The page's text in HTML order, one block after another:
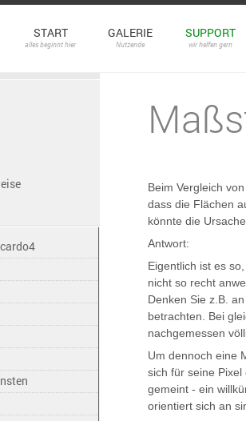
START
alles beginnt hier
GALERIE
Nutzende
SUPPORT
wir helfen gern
Beim Vergleich
dass die Flächen
könnte die
Antwort:
Eigentlich ist es
nicht so recht
Denken Sie z.B.
betrachten. Bei
nachgemessen
Um dennoch eine
sich für seine
gemeint - ein
orientiert sich an